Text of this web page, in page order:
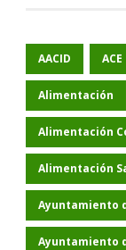
AACID ACE
Alimentación
Alimentación
Alimentación
Ayuntamiento
Ayuntamiento